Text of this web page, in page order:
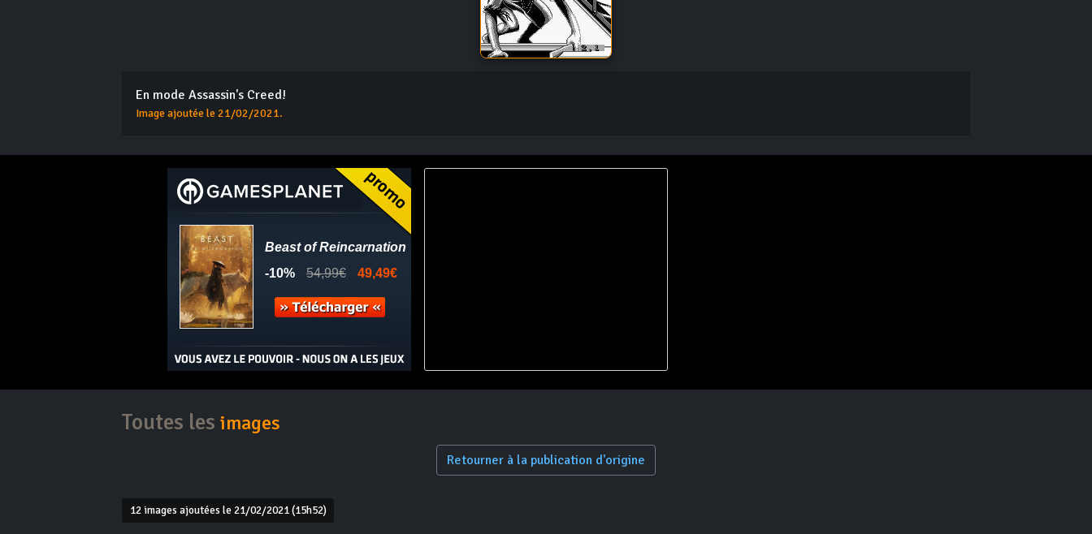
En mode Assassin's Creed!
Image ajoutée le 21/02/2021.
Toutes les images
Retourner à la publication d'origine
12 images ajoutées le 21/02/2021 (15h52)